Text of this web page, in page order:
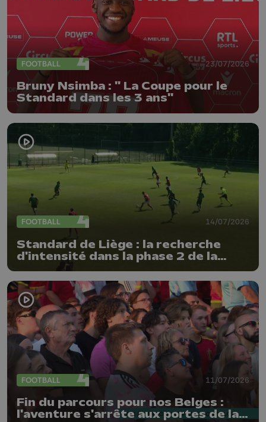
FOOTBALL 23/07/2026
Bruny Nsimba : " La Coupe pour le
Standard dans les 3 ans"
FOOTBALL 14/07/2026
Standard de Liège : la recherche
d'intensité dans la phase 2 de la
préparation
FOOTBALL 11/07/2026
Fin du parcours pour nos Belges :
l'aventure s'arrête aux portes de la